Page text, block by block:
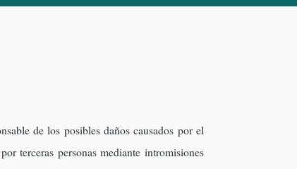
de los posibles daños causados por el
terceras personas mediante intromisiones